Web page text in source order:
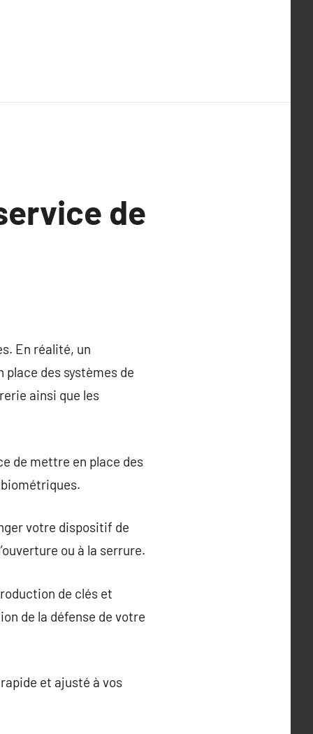
de
En réalité, un
des systèmes de
ainsi que les
de mettre en place des
votre dispositif de
ou à la serrure.
de clés et
de la défense de votre
et ajusté à vos